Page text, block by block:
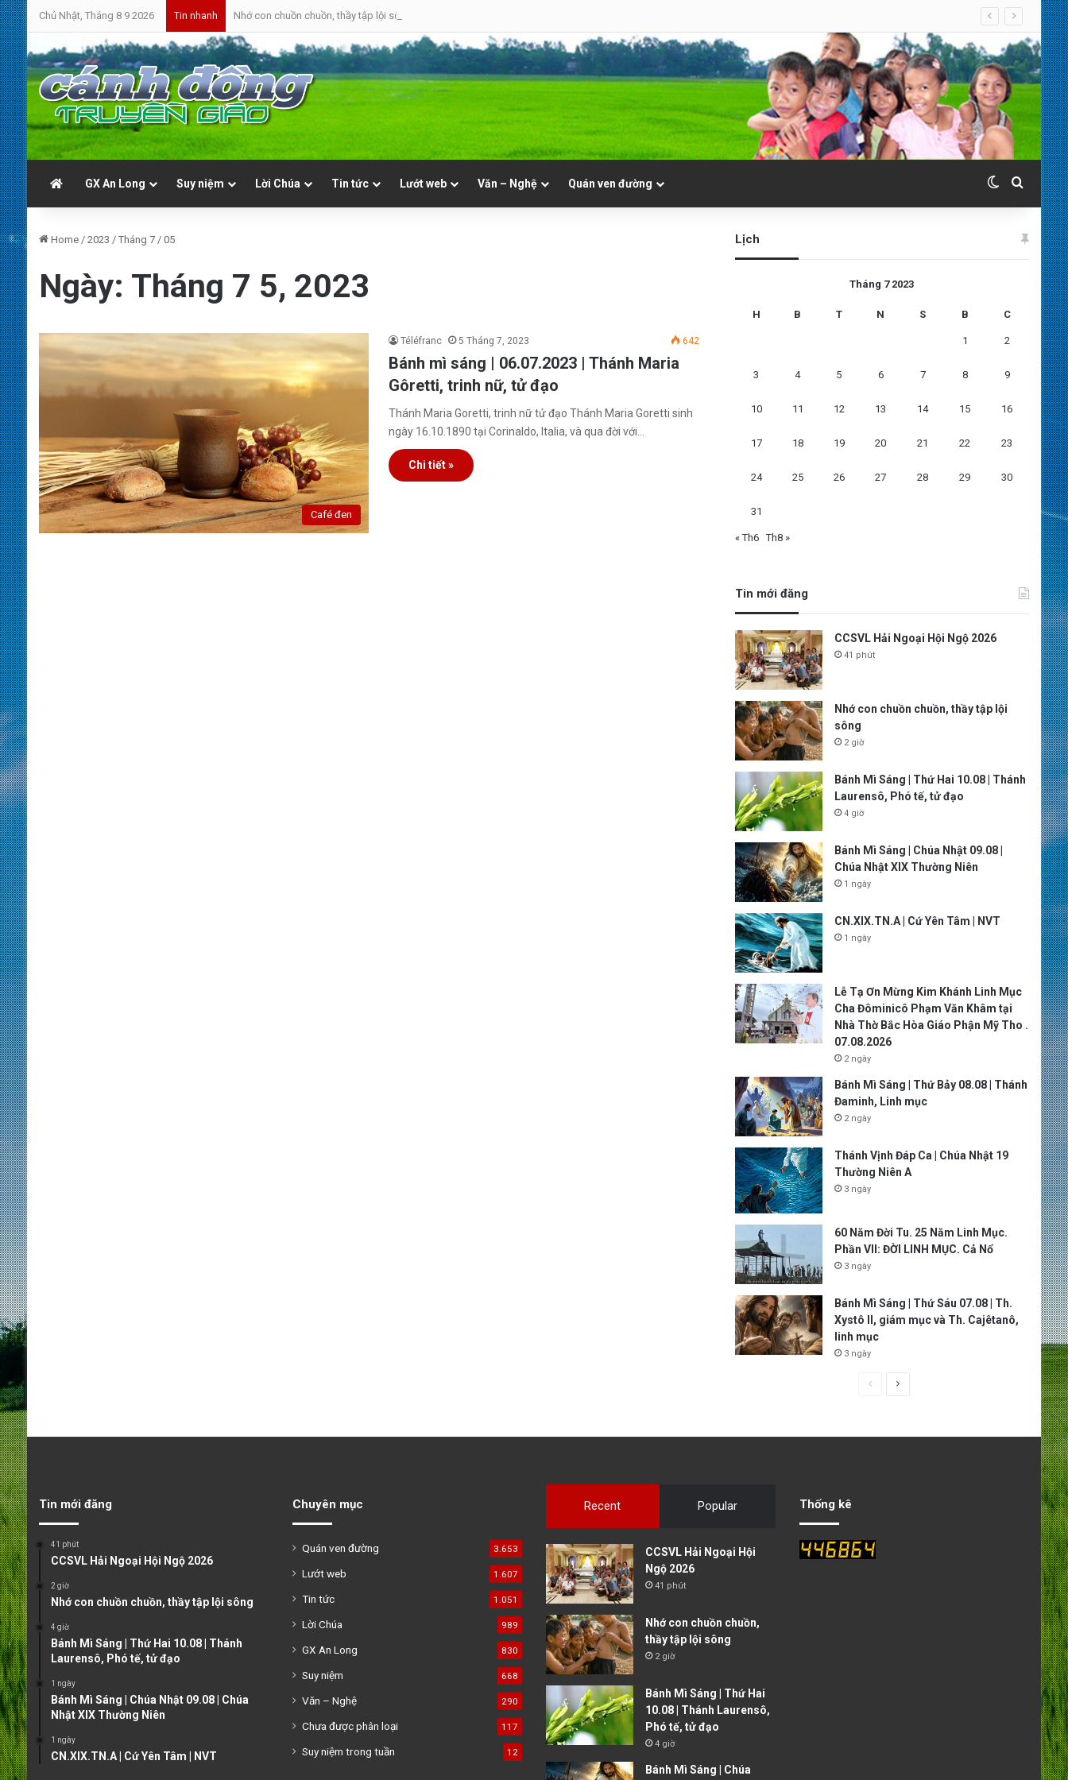
Chủ Nhật, Tháng 8 9 2026 Tin nhanh Nhớ con chuồn chuồn, thầy tập lội sông
GX An Long Suy niệm Lời Chúa Tin tức Lướt web Văn – Nghệ Quán ven đường Switch skin
Search
Home / 2023 / Tháng 7 / 05
Ngày: Tháng 7 5, 2023
Café đen
Téléfranc 5 Tháng 7, 2023 642
Bánh mì sáng | 06.07.2023 | Thánh Maria
Gôretti, trinh nữ, tử đạo
Thánh Maria Goretti, trinh nữ tử đạo Thánh Maria Goretti sinh
ngày 16.10.1890 tại Corinaldo, Italia, và qua đời với…
Chi tiết »
Lịch
Tháng 7 2023
H B T N S B C
1 2
3 4 5 6 7 8 9
10 11 12 13 14 15 16
17 18 19 20 21 22 23
24 25 26 27 28 29 30
31
« Th6 Th8 »
Tin mới đăng
CCSVL Hải Ngoại Hội Ngộ 2026
41 phút
Nhớ con chuồn chuồn, thầy tập lội
sông
2 giờ
Bánh Mì Sáng | Thứ Hai 10.08 | Thánh
Laurensô, Phó tế, tử đạo
4 giờ
Bánh Mì Sáng | Chúa Nhật 09.08 |
Chúa Nhật XIX Thường Niên
1 ngày
CN.XIX.TN.A | Cứ Yên Tâm | NVT
1 ngày
Lễ Tạ Ơn Mừng Kim Khánh Linh Mục
Cha Đôminicô Phạm Văn Khâm tại
Nhà Thờ Bắc Hòa Giáo Phận Mỹ Tho .
07.08.2026
2 ngày
Bánh Mì Sáng | Thứ Bảy 08.08 | Thánh
Đaminh, Linh mục
2 ngày
Thánh Vịnh Đáp Ca | Chúa Nhật 19
Thường Niên A
3 ngày
60 Năm Đời Tu. 25 Năm Linh Mục.
Phần VII: ĐỜI LINH MỤC. Cả Nổ
3 ngày
Bánh Mì Sáng | Thứ Sáu 07.08 | Th.
Xystô II, giám mục và Th. Cajêtanô,
linh mục
3 ngày
s
p
Tin mới đăng
41 phút
CCSVL Hải Ngoại Hội Ngộ 2026
2 giờ
Nhớ con chuồn chuồn, thầy tập lội sông
4 giờ
Bánh Mì Sáng | Thứ Hai 10.08 | Thánh
Laurensô, Phó tế, tử đạo
1 ngày
Bánh Mì Sáng | Chúa Nhật 09.08 | Chúa
Nhật XIX Thường Niên
1 ngày
CN.XIX.TN.A | Cứ Yên Tâm | NVT
Chuyên mục
Quán ven đường 3.653
Lướt web 1.607
Tin tức 1.051
Lời Chúa 989
GX An Long 830
Suy niệm 668
Văn – Nghệ 290
Chưa được phân loại 117
Suy niệm trong tuần 12
Recent Popular
CCSVL Hải Ngoại Hội
Ngộ 2026
41 phút
Nhớ con chuồn chuồn,
thầy tập lội sông
2 giờ
Bánh Mì Sáng | Thứ Hai
10.08 | Thánh Laurensô,
Phó tế, tử đạo
4 giờ
Bánh Mì Sáng | Chúa
Thống kê